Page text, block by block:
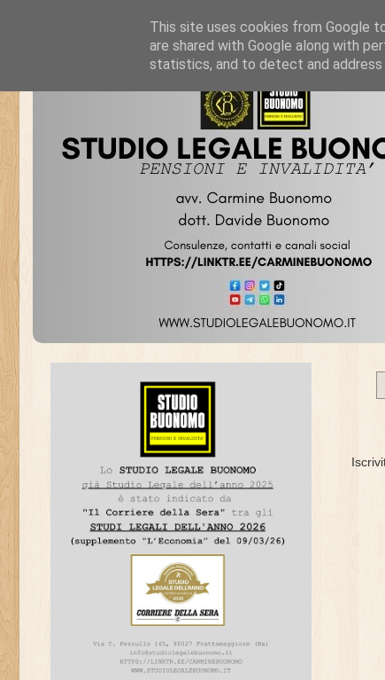
This site uses cookies from Google
are shared with Google along with
statistics, and to detect and address